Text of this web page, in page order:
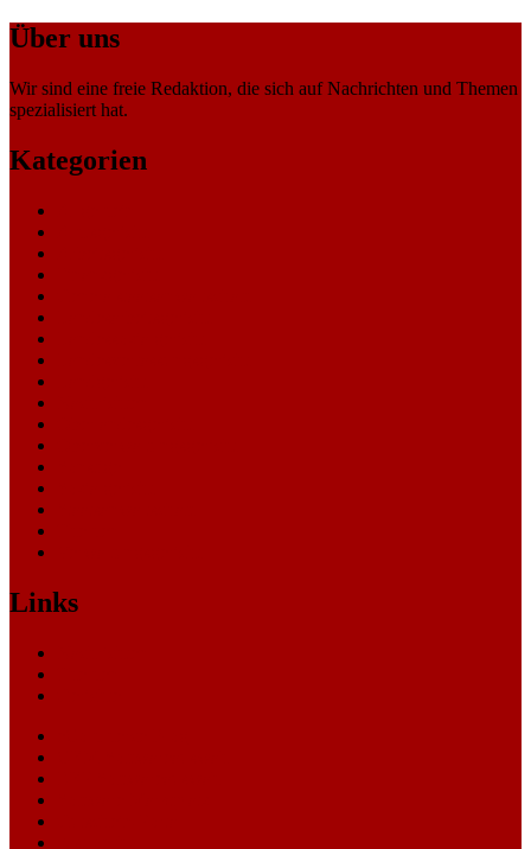
Über uns
Wir sind eine freie Redaktion, die sich auf Nachrichten und Themen
spezialisiert hat.
Kategorien
Links